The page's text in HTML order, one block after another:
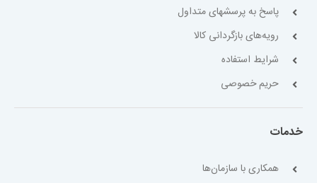
پاسخ به پرسشهای متداول
رویه‌های بازگردانی کالا
شرایط استفاده
حریم خصوصی
خدمات
همکاری با سازمان‌ها